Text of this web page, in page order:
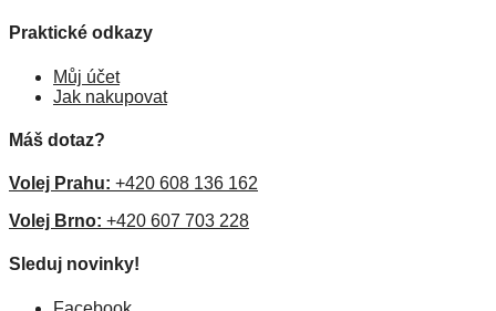
Praktické odkazy
Můj účet
Jak nakupovat
Máš dotaz?
Volej Prahu: +420 608 136 162
Volej Brno: +420 607 703 228
Sleduj novinky!